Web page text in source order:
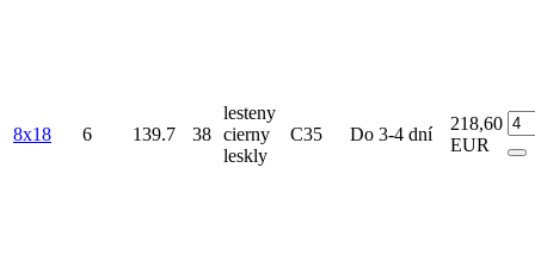
8x18 6 139.7 38
lesteny
cierny
leskly
C35 Do 3-4 dní
218,60
EUR